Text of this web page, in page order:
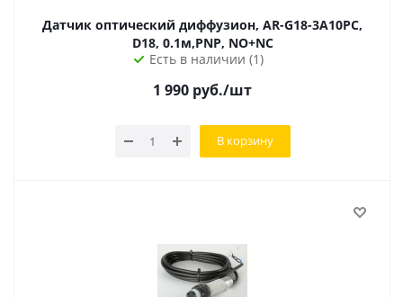
Датчик оптический диффузион, AR-G18-3A10PC,
D18, 0.1м,PNP, NO+NC
Есть в наличии (1)
1 990 руб./шт
В корзину